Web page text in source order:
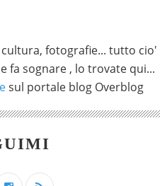
fotografie... tutto cio'
fa sognare , lo trovate qui...
sul portale blog Overblog